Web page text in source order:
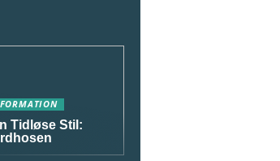
Tidløse Stil: